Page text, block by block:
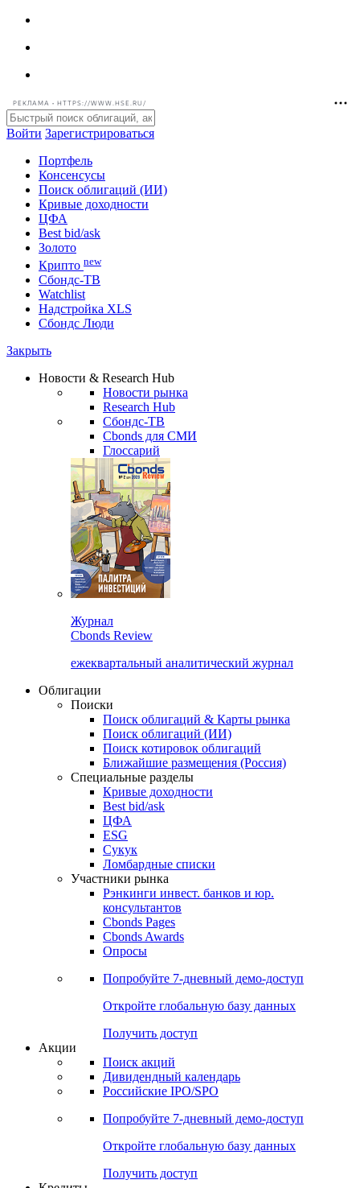
РЕКЛАМА • HTTPS://WWW.HSE.RU/
Войти Зарегистрироваться
Портфель
Консенсусы
Поиск облигаций (ИИ)
Кривые доходности
ЦФА
Best bid/ask
Золото
Крипто new
Watchlist
Сбондс Люди
Новости & Research Hub
Новости рынка
Research Hub
Сбондс-ТВ
Cbonds для СМИ
Глоссарий
Cbonds Review
ежеквартальный аналитический журнал
Облигации
Поиски
Поиск облигаций & Карты рынка
Поиск облигаций (ИИ)
Поиск котировок облигаций
Ближайшие размещения (Россия)
Специальные разделы
Кривые доходности
Best bid/ask
ЦФА
ESG
Сукук
Ломбардные списки
Участники рынка
Рэнкинги инвест. банков и юр.
Cbonds Pages
Опросы
Попробуйте7-дневный
Откройте глобальную базу данных
Получить доступ
Поиск акций
Российские IPO/SPO
Попробуйте7-дневный